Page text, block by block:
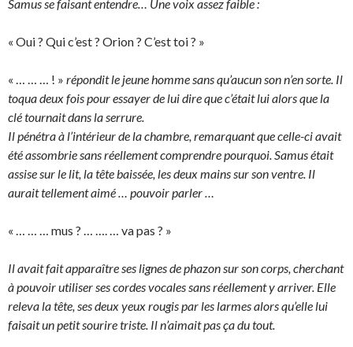
Samus se faisant entendre… Une voix assez faible :
« Oui ? Qui c’est ? Orion ? C’est toi ? »
« … … … ! » répondit le jeune homme sans qu’aucun son n’en sorte. Il
toqua deux fois pour essayer de lui dire que c’était lui alors que la
clé tournait dans la serrure.
Il pénétra à l’intérieur de la chambre, remarquant que celle-ci avait
été assombrie sans réellement comprendre pourquoi. Samus était
assise sur le lit, la tête baissée, les deux mains sur son ventre. Il
aurait tellement aimé … pouvoir parler …
« … … … mus ? … …. … va pas ? »
Il avait fait apparaître ses lignes de phazon sur son corps, cherchant
à pouvoir utiliser ses cordes vocales sans réellement y arriver. Elle
releva la tête, ses deux yeux rougis par les larmes alors qu’elle lui
faisait un petit sourire triste. Il n’aimait pas ça du tout.